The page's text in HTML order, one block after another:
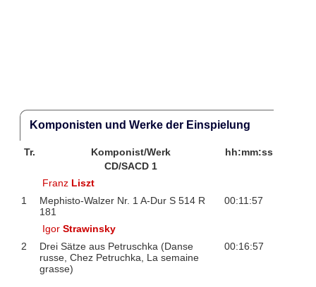
Komponisten und Werke der Einspielung
Tr. Komponist/Werk
hh:mm:ss
CD/SACD 1
Franz Liszt
1
Mephisto-Walzer Nr. 1 A-Dur S 514 R
181
00:11:57
IgorStrawinsky
2
Drei Sätze aus Petruschka (Danse
russe, Chez Petruchka, La semaine
grasse)
00:16:57